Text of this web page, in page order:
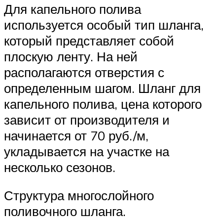
Для капельного полива
используется особый тип шланга,
который представляет собой
плоскую ленту. На ней
располагаются отверстия с
определенным шагом. Шланг для
капельного полива, цена которого
зависит от производителя и
начинается от 70 руб./м,
укладывается на участке на
несколько сезонов.
Структура многослойного
поливочного шланга.